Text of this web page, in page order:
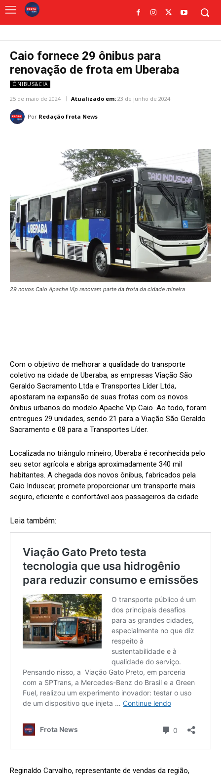
Caio fornece 29 ônibus para
renovação de frota em Uberaba
ÔNIBUS&CIA
25 de maio de 2024 Atualizado em: 23 de junho de 2024
Por Redação Frota News
29 novos Caio Apache Vip renovam parte da frota da cidade mineira
Com o objetivo de melhorar a qualidade do transporte
coletivo na cidade de Uberaba, as empresas Viação São
Geraldo Sacramento Ltda e Transportes Líder Ltda,
apostaram na expansão de suas frotas com os novos
ônibus urbanos do modelo Apache Vip Caio. Ao todo, foram
entregues 29 unidades, sendo 21 para a Viação São Geraldo
Sacramento e 08 para a Transportes Líder.
Localizada no triângulo mineiro, Uberaba é reconhecida pelo
seu setor agrícola e abriga aproximadamente 340 mil
habitantes. A chegada dos novos ônibus, fabricados pela
Caio Induscar, promete proporcionar um transporte mais
seguro, eficiente e confortável aos passageiros da cidade.
Leia também:
Reginaldo Carvalho, representante de vendas da região,